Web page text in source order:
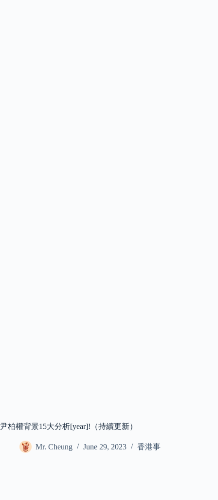
尹柏權背景15大分析[year]!（持續更新）
Mr. Cheung June 29, 2023 香港事